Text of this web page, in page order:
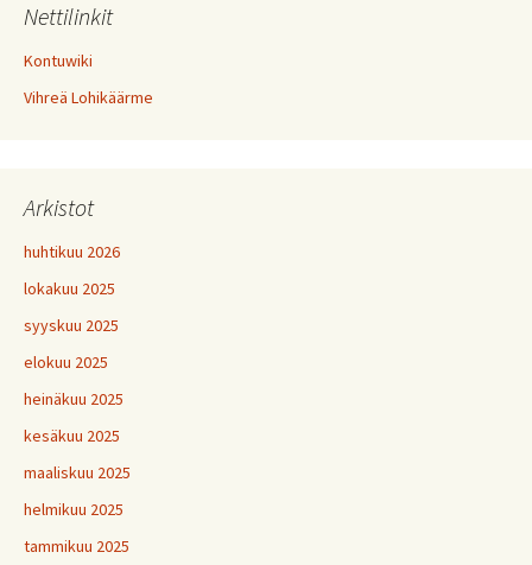
Nettilinkit
Kontuwiki
Vihreä Lohikäärme
Arkistot
huhtikuu 2026
lokakuu 2025
syyskuu 2025
elokuu 2025
heinäkuu 2025
kesäkuu 2025
maaliskuu 2025
helmikuu 2025
tammikuu 2025